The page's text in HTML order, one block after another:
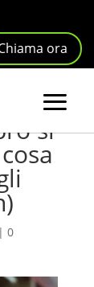
ora
si
| 0